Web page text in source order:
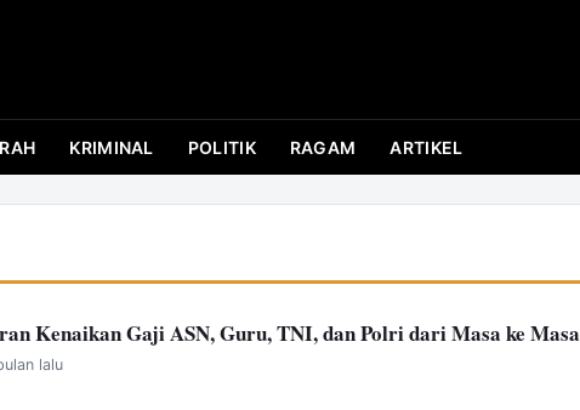
KRIMINAL POLITIK RAGAM ARTIKEL
Kenaikan Gaji ASN, Guru, TNI, dan Polri dari Masa ke Masa
lalu